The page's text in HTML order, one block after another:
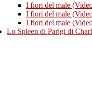
I fiori del male
I fiori del male
I fiori del male
Lo Spleen di Parigi di